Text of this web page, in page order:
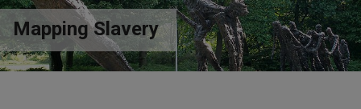
Mapping Slavery